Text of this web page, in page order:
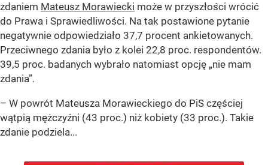
zdaniem Mateusz Morawiecki może w przyszłości wrócić
do Prawa i Sprawiedliwości. Na tak postawione pytanie
negatywnie odpowiedziało 37,7 procent ankietowanych.
Przeciwnego zdania było z kolei 22,8 proc. respondentów.
39,5 proc. badanych wybrało natomiast opcję „nie mam
zdania”.
– W powrót Mateusza Morawieckiego do PiS częściej
wątpią mężczyźni (43 proc.) niż kobiety (33 proc.). Takie
zdanie podziela...